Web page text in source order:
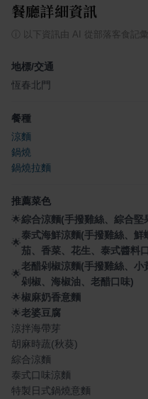
餐廳詳細資訊
以下資訊由 AI 從部落客食記彙
地標/交通
恆春北門
餐種
涼麵
鍋燒
鍋燒拉麵
推薦菜色
🌟綜合涼麵(手撥雞絲、綜合
🌟
泰式海鮮涼麵(手撥雞絲、
茄、香菜、花生、泰式醬料
🌟
老醋剁椒涼麵(手撥雞絲、小
剁椒、海椒油、老醋口味)
🌟椒麻奶香意麵
🌟老婆豆腐
涼拌海帶芽
胡麻時蔬(秋葵)
綜合涼麵
泰式口味涼麵
特製日式鍋燒意麵